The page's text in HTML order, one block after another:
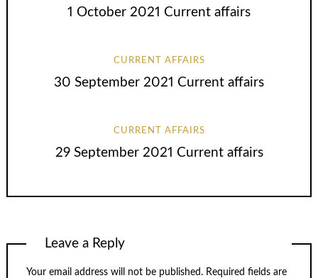
1 October 2021 Current affairs
CURRENT AFFAIRS
30 September 2021 Current affairs
CURRENT AFFAIRS
29 September 2021 Current affairs
Leave a Reply
Your email address will not be published. Required fields are